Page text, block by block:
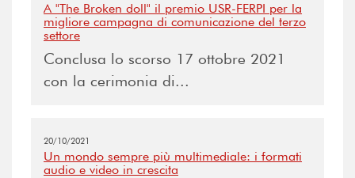
A "The Broken doll" il premio USR-FERPI per la
migliore campagna di comunicazione del terzo
settore
Conclusa lo scorso 17 ottobre 2021
con la cerimonia di...
20/10/2021
Un mondo sempre più multimediale: i formati
audio e video in crescita